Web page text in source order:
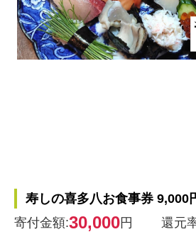
寿しの喜多八お食事券 9,000
寄付金額:30,000円 還元